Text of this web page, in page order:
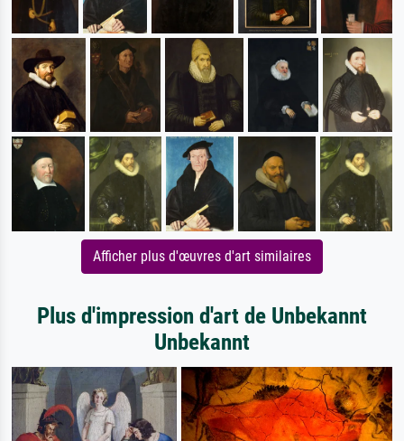
Afficher plus d'œuvres d'art similaires
Plus d'impression d'art de Unbekannt
Unbekannt